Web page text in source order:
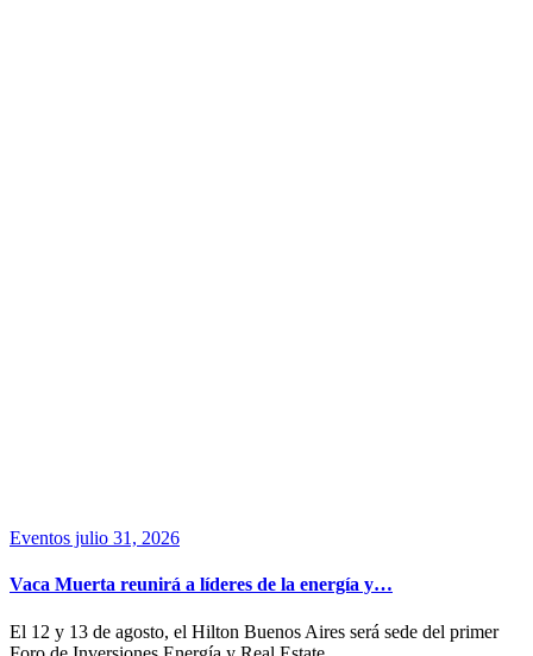
Eventos julio 31, 2026
Vaca Muerta reunirá a líderes de la energía y…
El 12 y 13 de agosto, el Hilton Buenos Aires será sede del primer